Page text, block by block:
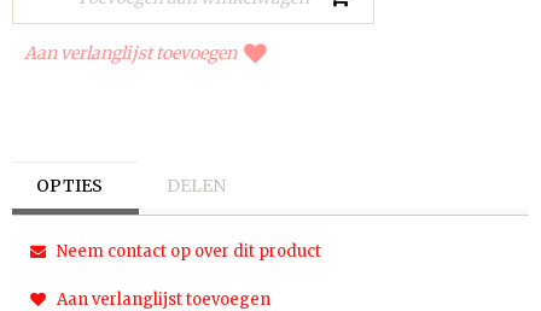
Aan verlanglijst toevoegen
OPTIES DELEN
Neem contact op over dit product
Aan verlanglijst toevoegen